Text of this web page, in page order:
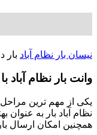
نیسان بار نظام آباد بار
وانت بار نظام آباد
یکی از مهم ترین
نظام آباد بار به
همچنین امکان ارسال بار به